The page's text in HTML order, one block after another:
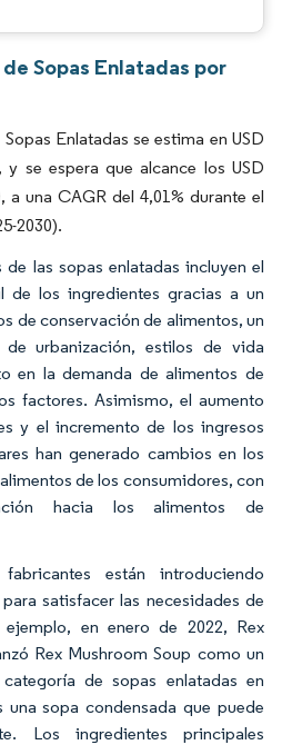
Sopas Enlatadas por
Enlatadas se estima en USD
se espera que alcance los USD
a una CAGR del 4,01% durante el
2030).
las sopas enlatadas incluyen el
de los ingredientes gracias a un
de conservación de alimentos, un
urbanización, estilos de vida
en la demanda de alimentos de
factores. Asimismo, el aumento
y el incremento de los ingresos
han generado cambios en los
de los consumidores, con
hacia los alimentos de
están introduciendo
satisfacer las necesidades de
en enero de 2022, Rex
Rex Mushroom Soup como un
de sopas enlatadas en
sopa condensada que puede
Los ingredientes principales